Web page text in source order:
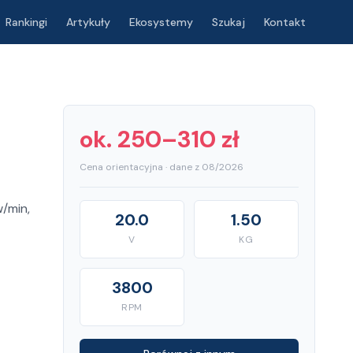
Rankingi Artykuły Ekosystemy Szukaj Kontakt
min,
ok. 250–310 zł
Cena orientacyjna · dane z 08/2026
20.0
V
1.50
KG
3800
RPM